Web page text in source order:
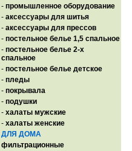
- промышленное оборудование
- аксессуары для шитья
- аксессуары для прессов
- постельное белье 1,5 спальное
- постельное белье 2-х
спальное
- постельное белье детское
- пледы
- покрывала
- подушки
- халаты мужские
- халаты женские
ДЛЯ ДОМА
фильтрационные